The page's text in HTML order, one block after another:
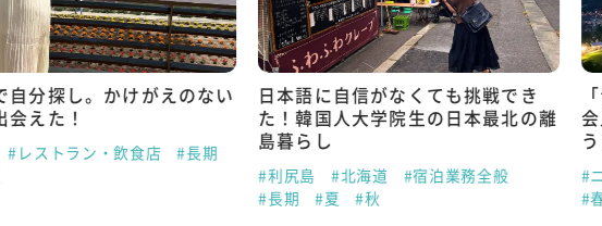
自分探し。かけがえのない
会えた！
#レストラン・飲食店
#長期
日本語に自信がなくても挑戦でき
た！韓国人大学院生の日本最北の離
島暮らし
#利尻島 #北海道
#宿泊業務全般
#長期
#夏 #秋
う
#
#